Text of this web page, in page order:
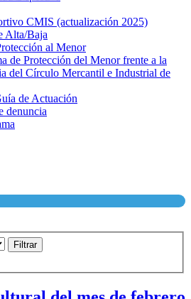
CMIS (actualización 2025)
Alta/Baja
al Menor
de Protección del Menor frente a la
del Círculo Mercantil e Industrial de
de Actuación
denuncia
Filtrar